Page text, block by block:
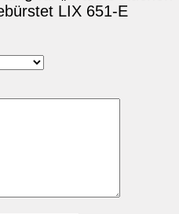
LIX 651-E